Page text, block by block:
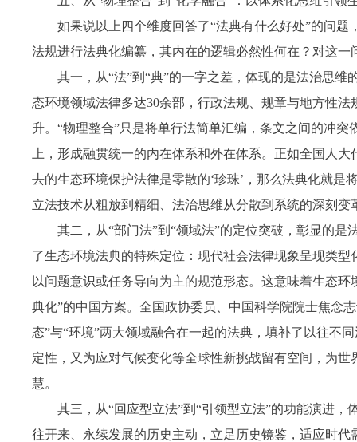
如果说以上四个维度回答了“法典有什么好处”的问
法规进行法典化编纂，其内在的逻辑必然性何在？对这
其一，从“法”到“典”的一字之差，体现的是法治思
态环境领域法律多达30余部，行政法规、规章与地方性
升。“物理整合”只是将单行法简单汇编，条文之间的冲
上，形成融贯统一的内在体系和外在体系。正如全国人
去的生态环境保护法律是零散的‘珍珠’，那么法典化就是
立法技术从粗放到精细、法治思维从分散到系统的深刻变
其二，从“部门法”到“领域法”的定位突破，彰显的
了生态环境法典的特殊定位：现代社会法律现象呈现类
以问题意识或任务导向为主的规范形态。这意味着生态
典化”的中国方案。全国政协委员、中国科学院院士焦
态”与“环境”两大领域融合在一起的法典，填补了以往不
定性，又为应对气候变化等全球性新挑战留有空间，为
慧。
其三，从“回应型立法”到“引领型立法”的功能演进
往开来、永续发展的历史主动，立足历史镜鉴，适应时